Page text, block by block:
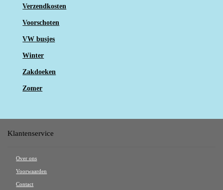
Verzendkosten
Voorschoten
VW busjes
Winter
Zakdoeken
Zomer
Klantenservice
Over ons
Voorwaarden
Contact